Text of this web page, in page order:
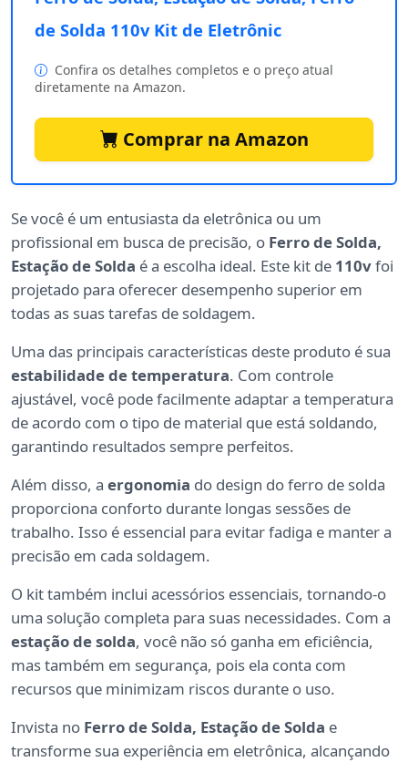
de Solda 110v Kit de Eletrônic
Confira os detalhes completos e o preço atual
diretamente na Amazon.
Comprar na Amazon
Se você é um entusiasta da eletrônica ou um
profissional em busca de precisão, o Ferro de Solda,
Estação de Solda é a escolha ideal. Este kit de 110vfoi
projetado para oferecer desempenho superior em
todas as suas tarefas de soldagem.
Uma das principais características deste produto é sua
estabilidade de temperatura. Com controle
ajustável, você pode facilmente adaptar a temperatura
de acordo com o tipo de material que está soldando,
garantindo resultados sempre perfeitos.
Além disso, a ergonomia do design do ferro de solda
proporciona conforto durante longas sessões de
trabalho. Isso é essencial para evitar fadiga e manter a
precisão em cada soldagem.
O kit também inclui acessórios essenciais, tornando-o
uma solução completa para suas necessidades. Com a
estação de solda, você não só ganha em eficiência,
mas também em segurança, pois ela conta com
recursos que minimizam riscos durante o uso.
Invista no Ferro de Solda, Estação de Solda e
transforme sua experiência em eletrônica, alcançando